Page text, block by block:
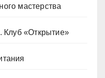
мастерства
Клуб «Открытие»